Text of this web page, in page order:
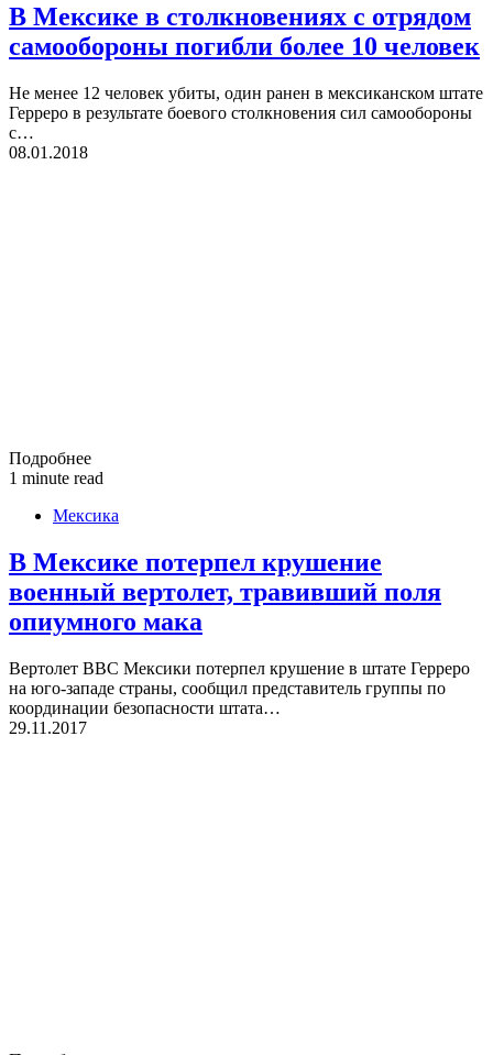
В Мексике в столкновениях с отрядом
самообороны погибли более 10 человек
Не менее 12 человек убиты, один ранен в мексиканском штате
Герреро в результате боевого столкновения сил самообороны
с…
08.01.2018
Подробнее
1 minute read
Мексика
В Мексике потерпел крушение
военный вертолет, травивший поля
опиумного мака
Вертолет ВВС Мексики потерпел крушение в штате Герреро
на юго-западе страны, сообщил представитель группы по
координации безопасности штата…
29.11.2017